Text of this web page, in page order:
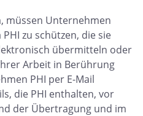
müssen Unternehmen
zu schützen, die sie
übermitteln oder
Arbeit in Berührung
PHI per E-Mail
die PHI enthalten, vor
der Übertragung und im